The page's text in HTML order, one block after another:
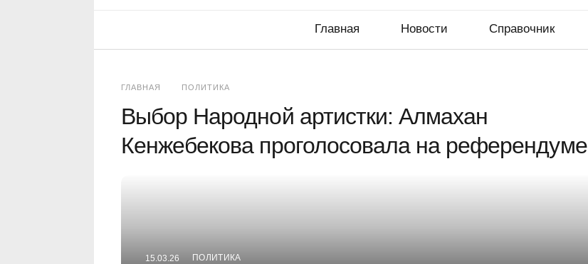
Главная Новости Справочник
ГЛАВНАЯ ПОЛИТИКА
Выбор Народной артистки: Алмахан
Кенжебекова проголосовала на референдуме
15.03.26 ПОЛИТИКА